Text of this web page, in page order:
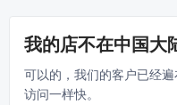
我的店不在中国大
可以的，我们的客户已经
访问一样快。